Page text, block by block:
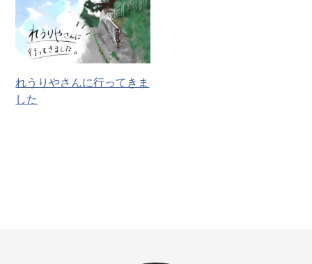
れうりやさんに行ってきま
した